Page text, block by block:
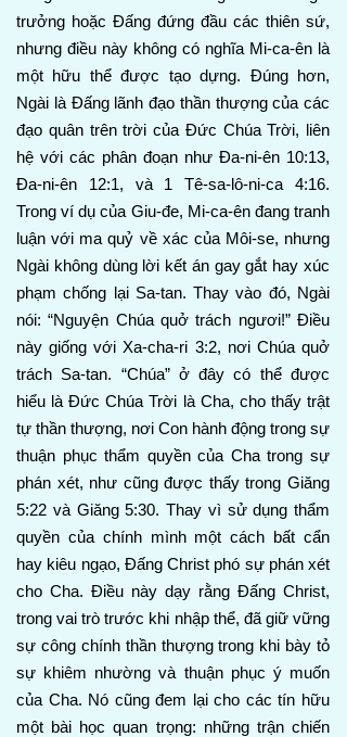
trưởng hoặc Đấng đứng đầu các thiên sứ,
nhưng điều này không có nghĩa Mi-ca-ên là
một hữu thể được tạo dựng. Đúng hơn,
Ngài là Đấng lãnh đạo thần thượng của các
đạo quân trên trời của Đức Chúa Trời, liên
hệ với các phân đoạn như Đa-ni-ên 10:13,
Đa-ni-ên 12:1, và 1 Tê-sa-lô-ni-ca 4:16.
Trong ví dụ của Giu-đe, Mi-ca-ên đang tranh
luận với ma quỷ về xác của Môi-se, nhưng
Ngài không dùng lời kết án gay gắt hay xúc
phạm chống lại Sa-tan. Thay vào đó, Ngài
nói: “Nguyện Chúa quở trách ngươi!” Điều
này giống với Xa-cha-ri 3:2, nơi Chúa quở
trách Sa-tan. “Chúa” ở đây có thể được
hiểu là Đức Chúa Trời là Cha, cho thấy trật
tự thần thượng, nơi Con hành động trong sự
thuận phục thẩm quyền của Cha trong sự
phán xét, như cũng được thấy trong Giăng
5:22 và Giăng 5:30. Thay vì sử dụng thẩm
quyền của chính mình một cách bất cẩn
hay kiêu ngạo, Đấng Christ phó sự phán xét
cho Cha. Điều này dạy rằng Đấng Christ,
trong vai trò trước khi nhập thể, đã giữ vững
sự công chính thần thượng trong khi bày tỏ
sự khiêm nhường và thuận phục ý muốn
của Cha. Nó cũng đem lại cho các tín hữu
một bài học quan trọng: những trận chiến